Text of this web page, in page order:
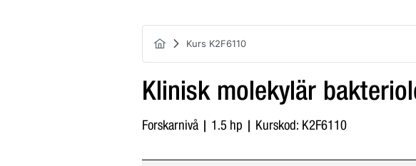
Kurs K2F6110
Klinisk molekylär
Forskarnivå | 1.5 hp | Kurskod: K2F6110